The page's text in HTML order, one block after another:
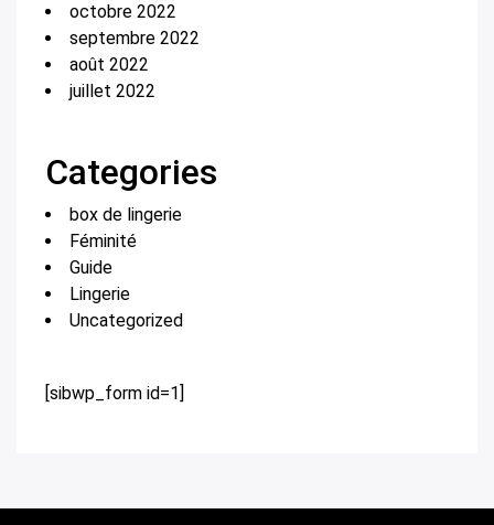
octobre 2022
septembre 2022
août 2022
juillet 2022
Categories
box de lingerie
Féminité
Guide
Lingerie
Uncategorized
[sibwp_form id=1]